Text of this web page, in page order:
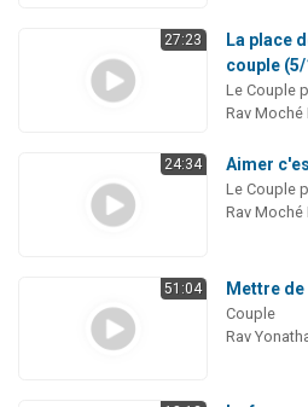
27:23
La place
couple (5/
Le Couple
Rav Moché
24:34 Aimer
Le Couple
Rav Moché
51:04 Mettre
Couple
Rav